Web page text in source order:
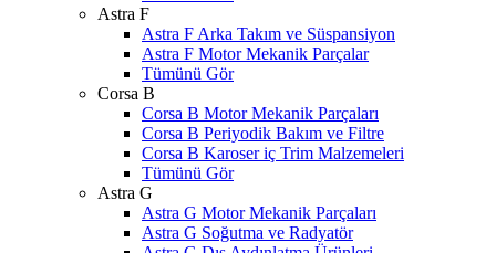
Astra F
Astra F Arka Takım ve Süspansiyon
Astra F Motor Mekanik Parçalar
Tümünü Gör
Corsa B
Corsa B Motor Mekanik Parçaları
Corsa B Periyodik Bakım ve Filtre
Corsa B Karoser iç Trim Malzemeleri
Tümünü Gör
Astra G
Astra G Motor Mekanik Parçaları
Astra G Soğutma ve Radyatör